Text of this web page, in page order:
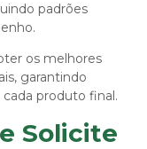
padrões
os melhores
garantindo
produto final.
Solicite